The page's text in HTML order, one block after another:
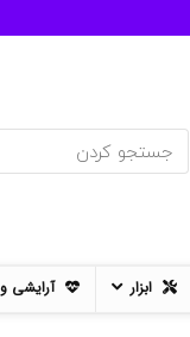
ابزار آرایشی